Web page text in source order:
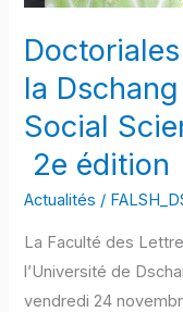
la
Social
2e édition
Actualités /
La Faculté des
l’Université de
vendredi 24